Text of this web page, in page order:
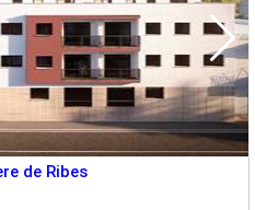
de Ribes